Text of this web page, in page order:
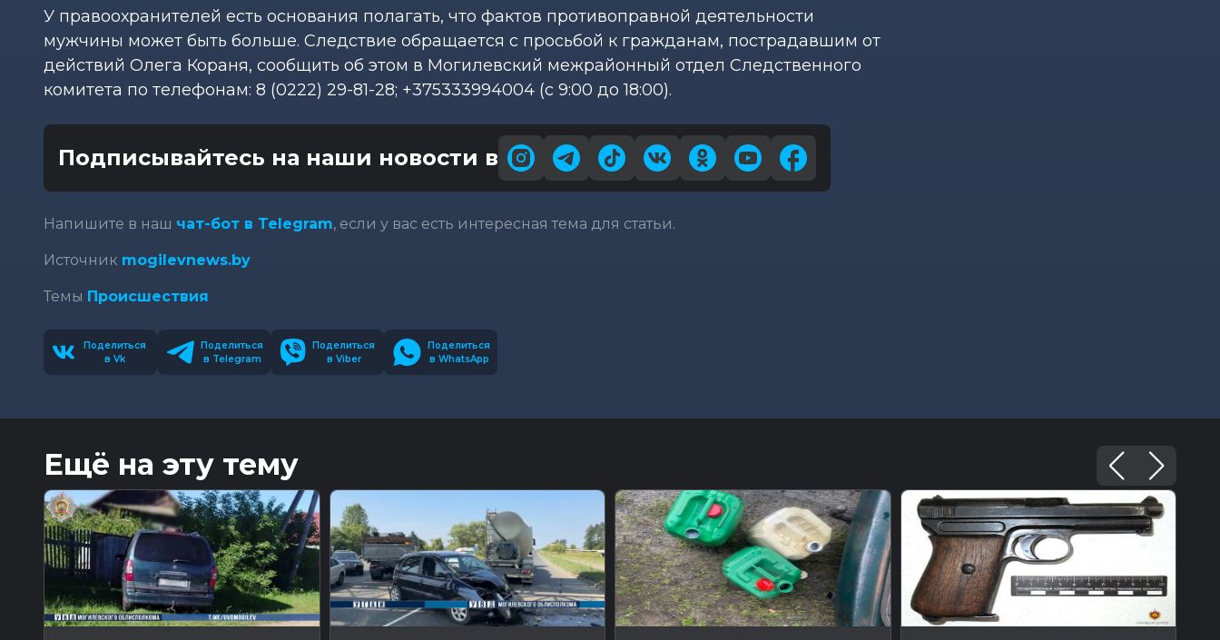
У правоохранителей есть основания полагать, что фактов противоправной деятельности
мужчины может быть больше. Следствие обращается с просьбой к гражданам, пострадавшим от
действий Олега Кораня, сообщить об этом в Могилевский межрайонный отдел Следственного
комитета по телефонам: 8 (0222) 29-81-28; +375333994004 (с 9:00 до 18:00).
Подписывайтесь на наши новости в
Напишите в наш чат-бот в Telegram, если у вас есть интересная тема для статьи.
Источник mogilevnews.by
Темы Происшествия
Поделиться
в Vk
Поделиться
в Telegram
Поделиться
в Viber
Поделиться
в WhatsApp
Ещё на эту тему